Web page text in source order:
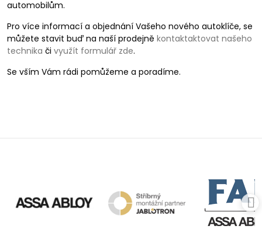
automobilům.
Pro více informací a objednání Vašeho nového autoklíče, se
můžete stavit buď na naší prodejně kontaktaktovat našeho
technika či využít formulář zde.
Se vším Vám rádi pomůžeme a poradíme.